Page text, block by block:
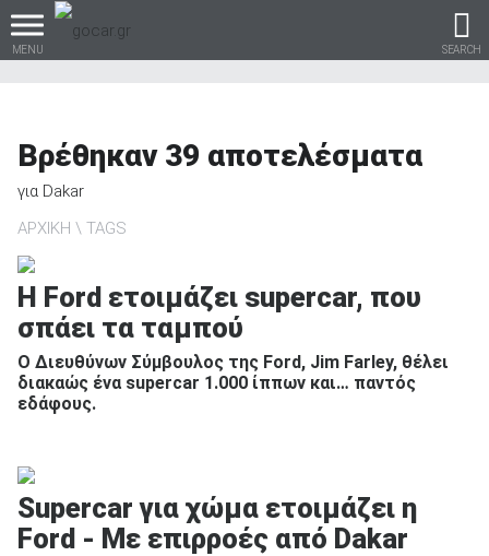
MENU SEARCH
βρες το!
Βρέθηκαν 39 αποτελέσματα
για Dakar
ΑΡΧΙΚΗ
TAGS
Η Ford ετοιμάζει supercar, που
σπάει τα ταμπού
Ο Διευθύνων Σύμβουλος της Ford, Jim Farley, θέλει
διακαώς ένα supercar 1.000 ίππων και… παντός
εδάφους.
Supercar για χώμα ετοιμάζει η
Ford - Με επιρροές από Dakar